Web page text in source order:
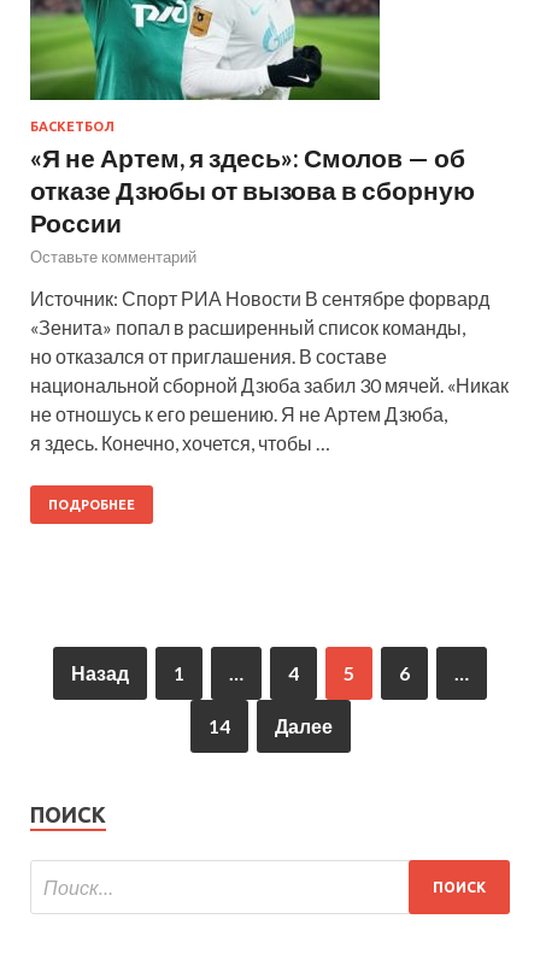
БАСКЕТБОЛ
«Я не Артем, я здесь»: Смолов — об
отказе Дзюбы от вызова в сборную
России
Оставьте комментарий
Источник: Спорт РИА Новости В сентябре форвард
«Зенита» попал в расширенный список команды,
но отказался от приглашения. В составе
национальной сборной Дзюба забил 30 мячей. «Никак
не отношусь к его решению. Я не Артем Дзюба,
я здесь. Конечно, хочется, чтобы …
ПОДРОБНЕЕ
Назад 1 … 4 5 6 …
14 Далее
ПОИСК